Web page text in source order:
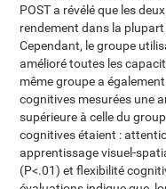
POST a révélé que les
rendement dans la
Cependant, le groupe
amélioré toutes les
même groupe a
cognitives mesurées une
supérieure à celle du
cognitives étaient :
apprentissage visuel-
(P<.01) et flexibilité